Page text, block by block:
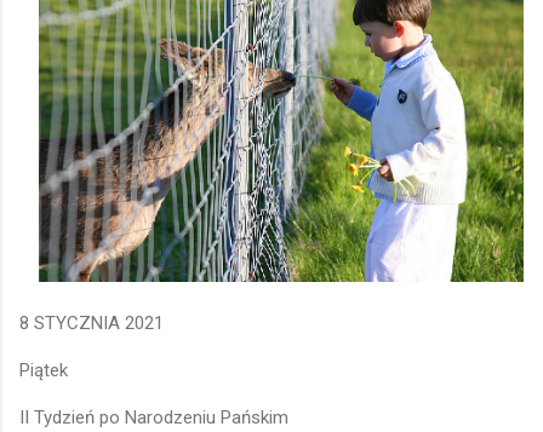
8 STYCZNIA 2021
Piątek
II Tydzień po Narodzeniu Pańskim